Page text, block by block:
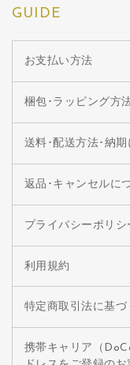
GUIDE
お支払い方法
梱包･ラッピング方
送料･配送方法･納期
返品･キャンセルに
プライバシーポリシ
利用規約
特定商取引法に基づ
携帯キャリア（